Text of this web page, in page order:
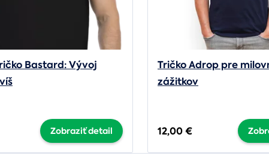
Bastard: Vývoj
Zobraziť detail
Tričko Adrop pre
zážitkov
12,00 €